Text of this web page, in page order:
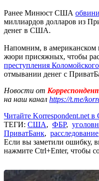
Ранее Минюст США
миллиардов долларов из
денег в США.
Напомним, в американском
жюри присяжных, чтобы
преступления Коломойского
отмывании денег с
Новости от
на наш канал https://t.me/
Читайте Korrespondent.net в
ТЕГИ: США, ФБР,
ПриватБанк, расследование
Если вы заметили ошибку,
нажмите Ctrl+Enter, чтобы